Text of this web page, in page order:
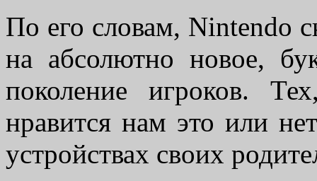
По его словам, Nintendo
на абсолютно новое,
поколение игроков.
нравится нам это или
устройствах своих